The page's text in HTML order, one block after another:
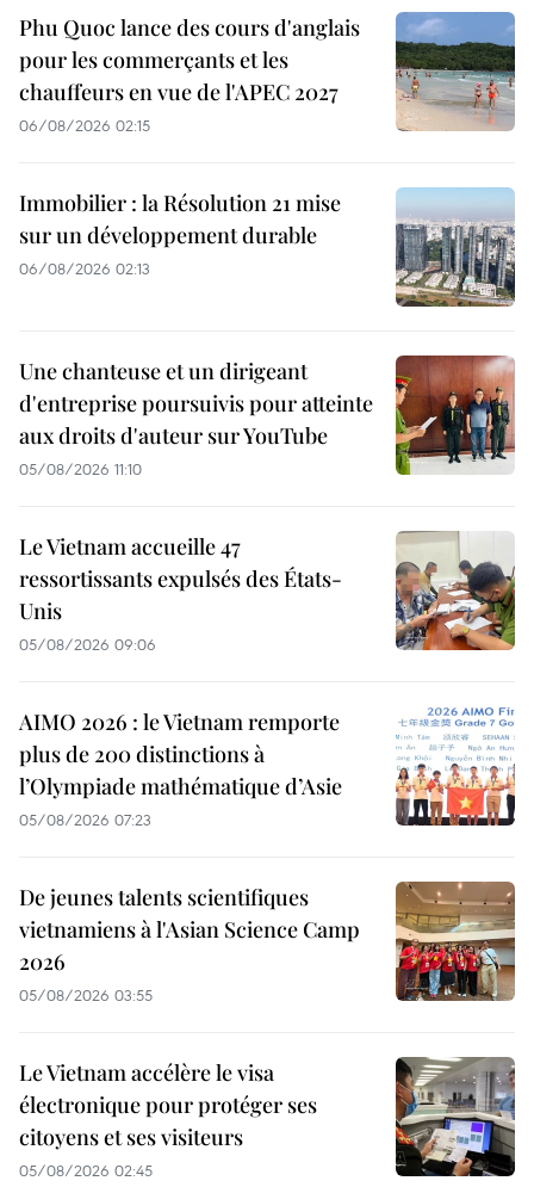
Phu Quoc lance des cours d'anglais
pour les commerçants et les
chauffeurs en vue de l'APEC 2027
06/08/2026 02:15
Immobilier : la Résolution 21 mise
sur un développement durable
06/08/2026 02:13
Une chanteuse et un dirigeant
d'entreprise poursuivis pour atteinte
aux droits d'auteur sur YouTube
05/08/2026 11:10
Le Vietnam accueille 47
ressortissants expulsés des États-
Unis
05/08/2026 09:06
AIMO 2026 : le Vietnam remporte
plus de 200 distinctions à
l’Olympiade mathématique d’Asie
05/08/2026 07:23
De jeunes talents scientifiques
vietnamiens à l'Asian Science Camp
2026
05/08/2026 03:55
Le Vietnam accélère le visa
électronique pour protéger ses
citoyens et ses visiteurs
05/08/2026 02:45